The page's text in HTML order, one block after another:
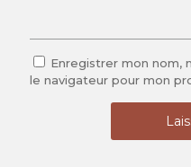
Enregistrer mon nom,
le navigateur pour mon